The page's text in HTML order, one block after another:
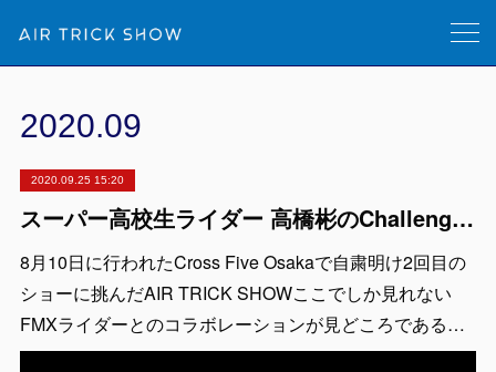
2020.09
2020.09.25 15:20
スーパー高校生ライダー 高橋彬のChallenge The Back Flip！
8月10日に行われたCross Five Osakaで自粛明け2回目の
ショーに挑んだAIR TRICK SHOWここでしか見れない
FMXライダーとのコラボレーションが見どころである…